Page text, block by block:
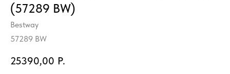
(57289 BW)
Bestway
57289 BW
25390,00 Р.